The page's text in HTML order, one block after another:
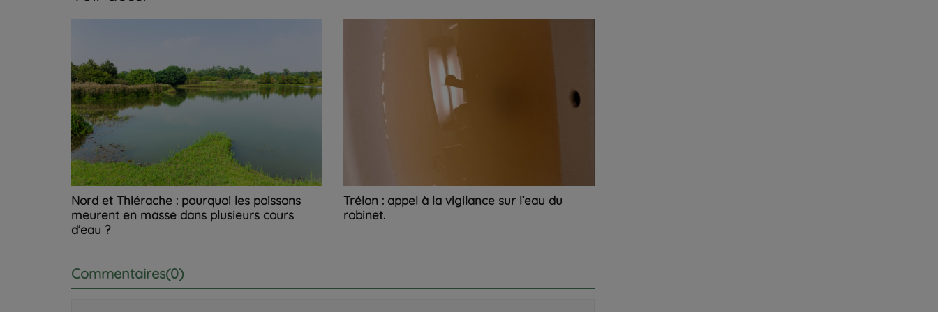
Nord et Thiérache : pourquoi les poissons
meurent en masse dans plusieurs cours
d’eau ?
Trélon : appel à la vigilance sur l’eau du
robinet.
Commentaires(0)